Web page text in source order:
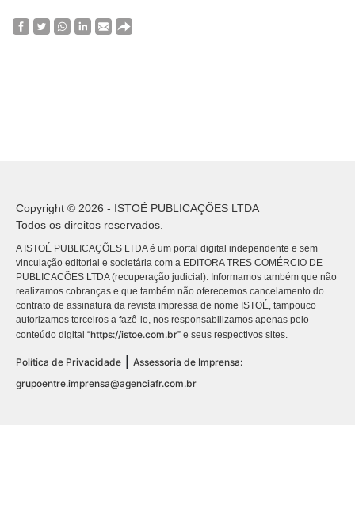
Copyright © 2026 - ISTOÉ PUBLICAÇÕES LTDA
Todos os direitos reservados.
A ISTOÉ PUBLICAÇÕES LTDA é um portal digital independente e sem
vinculação editorial e societária com a EDITORA TRES COMÉRCIO DE
PUBLICACÕES LTDA (recuperação judicial). Informamos também que não
realizamos cobranças e que também não oferecemos cancelamento do
contrato de assinatura da revista impressa de nome ISTOÉ, tampouco
autorizamos terceiros a fazê-lo, nos responsabilizamos apenas pelo
conteúdo digital “https://istoe.com.br” e seus respectivos sites.
Política de Privacidade
Assessoria de Imprensa:
grupoentre.imprensa@agenciafr.com.br